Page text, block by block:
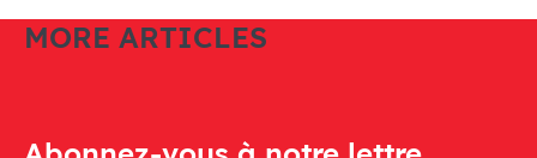
MORE ARTICLES